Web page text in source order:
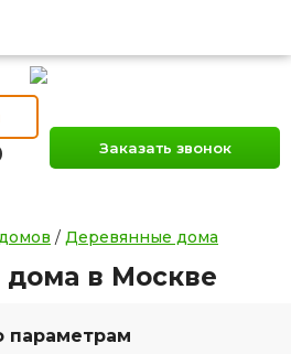
Заказать звонок
/ Деревянные дома
в Москве
параметрам